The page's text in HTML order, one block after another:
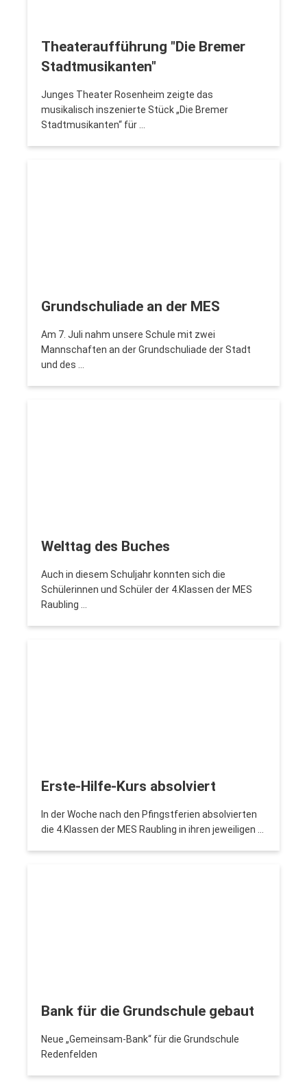
Theateraufführung "Die Bremer
Stadtmusikanten"
Junges Theater Rosenheim zeigte das
musikalisch inszenierte Stück „Die Bremer
Stadtmusikanten“ für …
Grundschuliade an der MES
Am 7. Juli nahm unsere Schule mit zwei
Mannschaften an der Grundschuliade der Stadt
und des …
Welttag des Buches
Auch in diesem Schuljahr konnten sich die
Schülerinnen und Schüler der 4.Klassen der MES
Raubling …
Erste-Hilfe-Kurs absolviert
In der Woche nach den Pfingstferien absolvierten
die 4.Klassen der MES Raubling in ihren jeweiligen …
Bank für die Grundschule gebaut
Neue „Gemeinsam-Bank“ für die Grundschule
Redenfelden